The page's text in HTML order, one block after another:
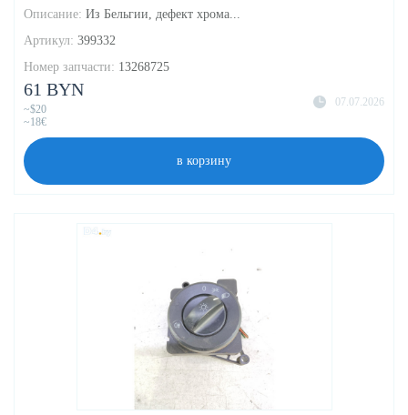
Описание: Из Бельгии, дефект хрома...
Артикул: 399332
Номер запчасти: 13268725
07.07.2026
61 BYN
~$20
~18€
в корзину